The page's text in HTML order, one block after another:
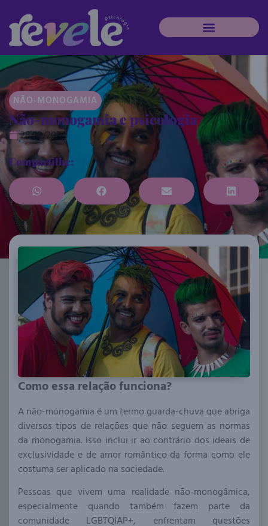
NÃO-MONOGAMIA
Não-monogamia e psicologia
28/10/2024
Compartilhe:
Como essa relação funciona?
A não-monogamia é um termo guarda-chuva que abriga
diversos tipos de relações que não seguem as normas
da monogamia. Isso inclui ir ao contrário dos ideais de
exclusividade e de amor romântico da forma como ele
costuma ser aplicado na sociedade.
Pessoas que vivem uma realidade não-monogâmica,
especialmente quando também fazem parte da
comunidade LGBTQIAP+, enfrentam questões